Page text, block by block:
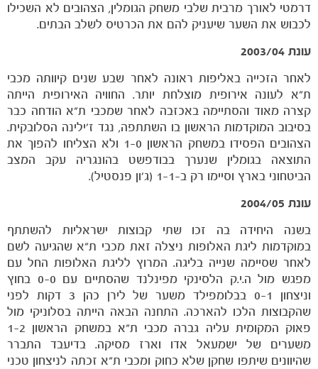
הקבוצות
דרמטי לאורך מרבית שלבי משחק הגומלין, הצהובים לא השכילו
לכבוש את השער שיעניק להם את הכרטיס לשלב הבתים.
עונת 2003/04
לאחר הזכייה באליפות ראונה לאחר שבע שנים קיוותה מכבי
ת"א לעונה אירופית מוצלחת יותר. החוויה האירופית הייתה
קצרה מאוד והסתיימה באכזבה לאחר שמכבי ת"א הודחה כבר
בסיבוב המוקדמות הראשון בו השתתפה, נגד ז'ילינה הסלובקית.
הצהובים הפסידו במשחק הראשון 1-0 ולא הצליחו להפוך את
התוצאה בגומלין שנערך בבודפשט בהונגריה עקב המצב
הביטחוני בארץ וסיימו רק ב-1-1 (ג'ון פנסטיל).
עונת 2004/05
בשנה היחידה בה זכו שתי קבוצות ישראליות להשתתף
במוקדמות ליגת האלופות ניצלה זאת מכבי ת"א שהגיעה לשם
לאחר שסיימה שנייה בליגה. המרוץ לליגת האלופות החל עם
מפגש מול ה.י.ק הלסינקי מפינלנד שהסתיים עם 0-0 בחוץ
וניצחון 0-1 בבלומפילד משער של לירן כהן 3 דקות לפני
שהקבוצות הלכו להארכה. התחנה הבאה הייתה בסלוניקי מול
פאוק המקומית עליה גברה מכבי ת"א במשחק הראשון 1-2
משערים של ישמעאל אדו וארז מסיקה. בדיעבד התברר
שהיוונים שיתפו שחקן שלא כחוק ומכבי ת"א זכתה לניצחון טכני